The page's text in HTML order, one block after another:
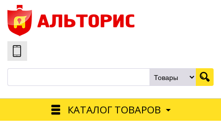
КАТАЛОГ ТОВАРОВ